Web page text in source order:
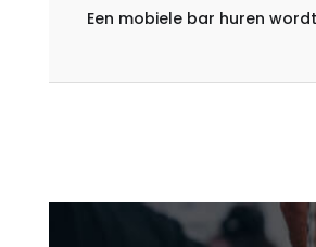
Een mobiele bar huren